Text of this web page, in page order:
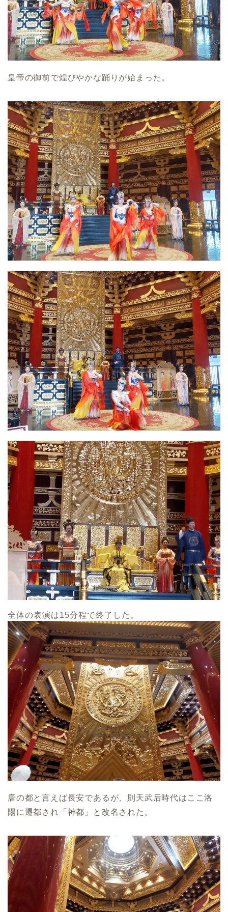
皇帝の御前で煌びやかな踊りが始まった。
全体の表演は15分程で終了した。
唐の都と言えば長安であるが、則天武后時代はここ洛
陽に遷都され「神都」と改名された。